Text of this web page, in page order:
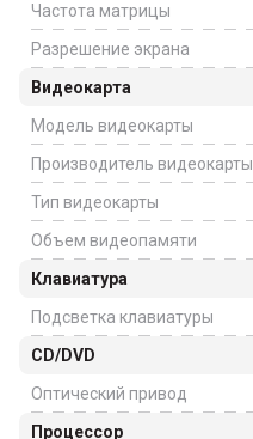
Частота матрицы
Разрешение экрана
Видеокарта
Модель видеокарты
Производитель видеокарты
Тип видеокарты
Объем видеопамяти
Клавиатура
Подсветка клавиатуры
CD/DVD
Оптический привод
Процессор